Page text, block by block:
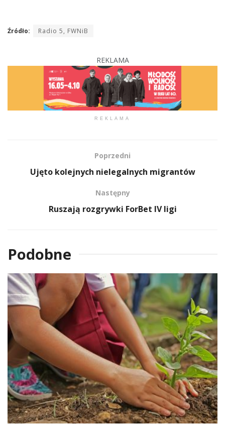
Źródło: Radio 5, FWNiB
REKLAMA
REKLAMA
Poprzedni
Ujęto kolejnych nielegalnych migrantów
Następny
Ruszają rozgrywki ForBet IV ligi
Podobne